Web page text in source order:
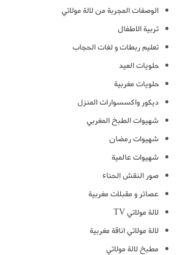
الوصفات المجربة من لالة مولاتي
تربية الاطفال
تعليم ربطات و لفات الحجاب
حلويات العيد
حلويات مغربية
ديكور واكسسوارات المنزل
شهيوات الطبخ المغربي
شهيوات رمضان
شهيوات عالمية
صور النقش الحناء
عصائر و مقبلات مغربية
لالة مولاتي TV
لالة مولاتي اناقة مغربية
مطبخ لالة مولاتي